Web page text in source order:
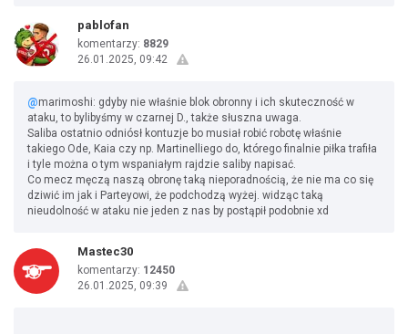
pablofan
komentarzy: 8829
26.01.2025, 09:42
@marimoshi: gdyby nie właśnie blok obronny i ich skuteczność w
ataku, to bylibyśmy w czarnej D., także słuszna uwaga.
Saliba ostatnio odniósł kontuzje bo musiał robić robotę właśnie
takiego Ode, Kaia czy np. Martinelliego do, którego finalnie piłka trafiła
i tyle można o tym wspaniałym rajdzie saliby napisać.
Co mecz męczą naszą obronę taką nieporadnością, że nie ma co się
dziwić im jak i Parteyowi, że podchodzą wyżej. widząc taką
nieudolność w ataku nie jeden z nas by postąpił podobnie xd
Mastec30
komentarzy: 12450
26.01.2025, 09:39